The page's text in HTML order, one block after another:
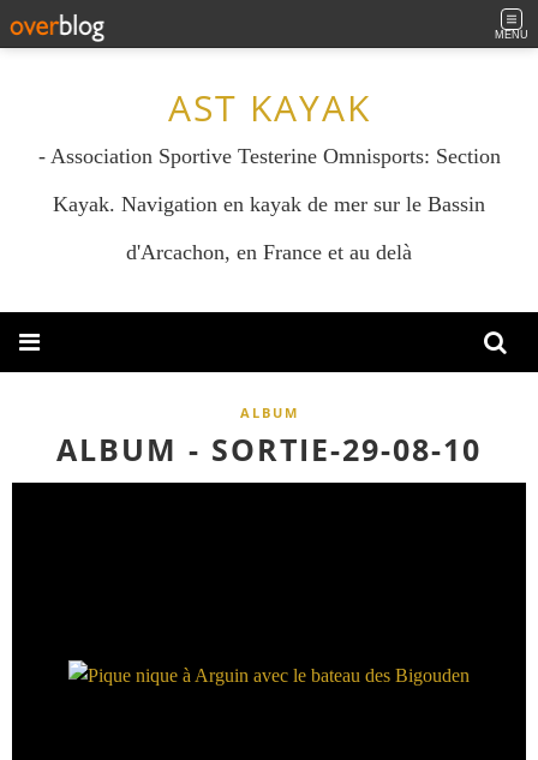
MENU
AST KAYAK
- Association Sportive Testerine Omnisports: Section
Kayak. Navigation en kayak de mer sur le Bassin
d'Arcachon, en France et au delà
ALBUM
ALBUM - SORTIE-29-08-10